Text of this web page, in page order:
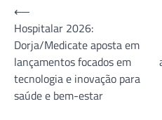
Navegação
de
Post
⟵
Hospitalar 2026:
Dorja/Medicate aposta em
lançamentos focados em
tecnologia e inovação para
saúde e bem-estar